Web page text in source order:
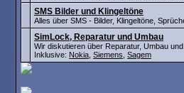
SMS Bilder und Klingeltöne
Alles über SMS - Bilder, Klingeltöne,
SimLock, Reparatur und Umbau
Wir diskutieren über Reparatur, Umbau
Inklusive: Nokia Siemens Sagem